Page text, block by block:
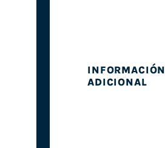
INFORMACIÓN
ADICIONAL